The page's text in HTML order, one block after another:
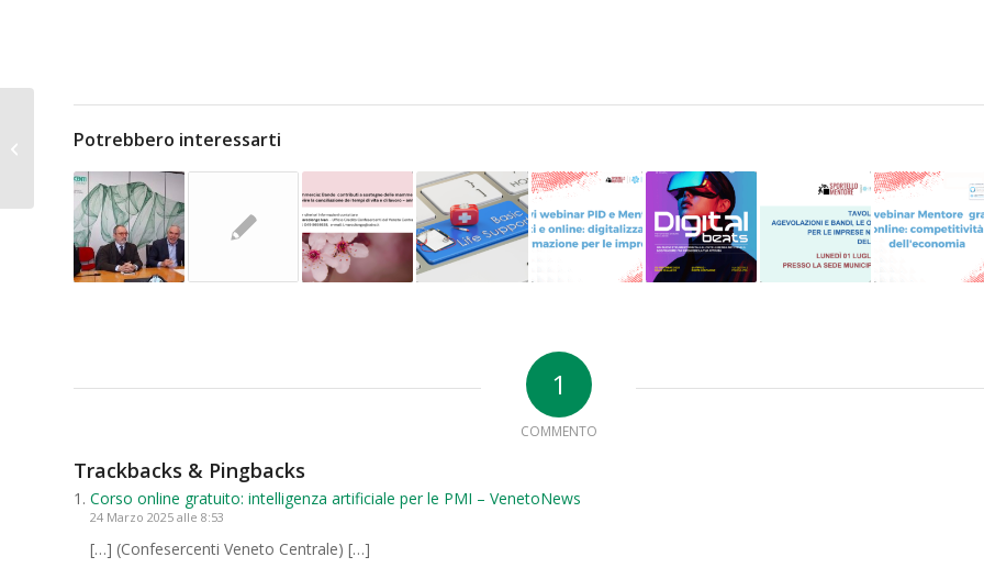
Potrebbero interessarti
1
COMMENTO
Trackbacks & Pingbacks
Corso online gratuito: intelligenza artificiale per le PMI – VenetoNews
24 Marzo 2025 alle 8:53
[…] (Confesercenti Veneto Centrale) […]
Governo valuta
proroga